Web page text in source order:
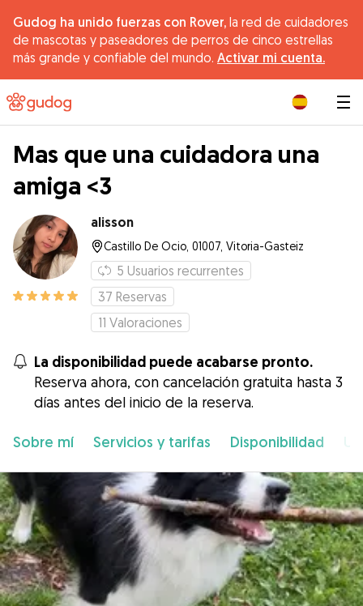
Gudog ha unido fuerzas con Rover, la red de cuidadores
de mascotas y paseadores de perros de cinco estrellas
más grande y confiable del mundo. Activar mi cuenta.
Mas que una cuidadora una
amiga <3
alisson
Castillo De Ocio, 01007, Vitoria-Gasteiz
5 Usuarios recurrentes
37 Reservas
11 Valoraciones
La disponibilidad puede acabarse pronto.
Reserva ahora, con cancelación gratuita hasta 3
días antes del inicio de la reserva.
Sobre mí Servicios y tarifas Disponibilidad